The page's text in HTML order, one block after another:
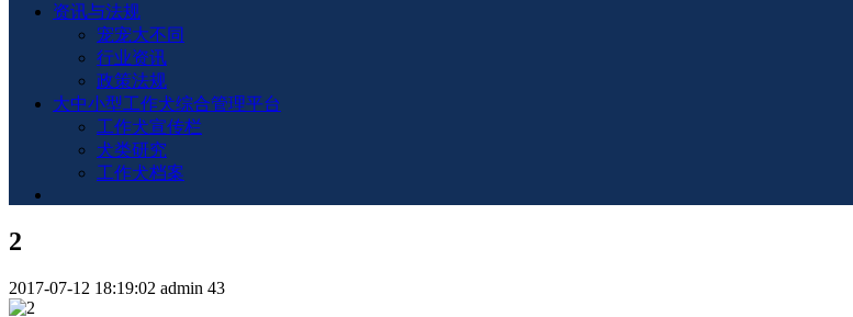
资讯与法规
宠宠大不同
行业资讯
政策法规
大中小型工作犬综合管理平台
工作犬宣传栏
犬类研究
工作犬档案
2
2017-07-12 18:19:02 admin 43